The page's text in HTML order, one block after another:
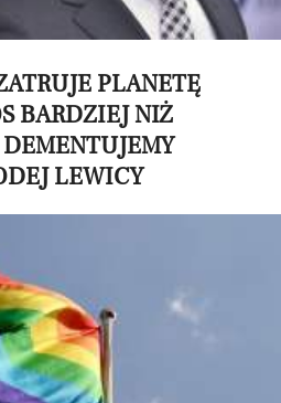
PLANETĘ
BARDZIEJ NIŻ
LEWICY